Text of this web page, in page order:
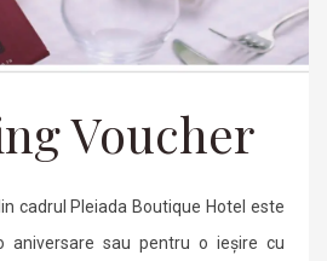
Voucher
cadrul Pleiada Boutique Hotel este
aniversare sau pentru o ieșire cu